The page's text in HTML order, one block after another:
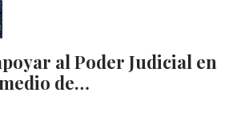
al Poder Judicial en
de…